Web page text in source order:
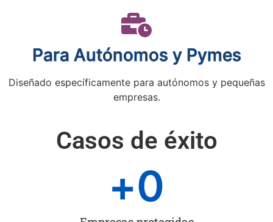
Para Autónomos y Pymes
Diseñado específicamente para autónomos y pequeñas
empresas.
Casos de éxito
+0